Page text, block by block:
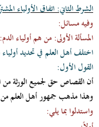
الشرط الثاني: اتفاق الأولياء
وفيه مسائل:
المسألة الأولى: من هم أولياء الدم:
اختلف أهل العلم في تحديد
القول الأول:
أن القصاص حق لجميع الورثة من
وهذا مذهب جمهور أهل العلم من
واستدلوا بما يلي: